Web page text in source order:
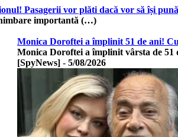
Pasagerii vor plăti dacă vor să își
importantă (…)
Monica Doroftei a împlinit 51 de ani!
Monica Doroftei a împlinit vârsta de
[SpyNews] - 5/08/2026